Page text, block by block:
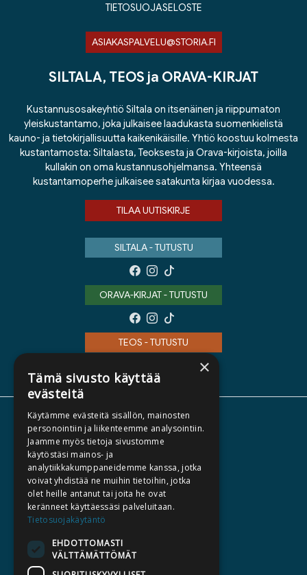
TIETOSUOJASELOSTE
ASIAKASPALVELU@STORIA.FI
SILTALA, TEOS ja ORAVA-KIRJAT
Kustannusosakeyhtiö Siltala on itsenäinen ja riippumaton
yleiskustantamo, joka julkaisee laadukasta suomenkielistä
kauno- ja tietokirjallisuutta kaikenikäisille. Yhtiö koostuu kolmesta
kustantamosta: Siltalasta, Teoksesta ja Orava-kirjoista, joilla
kullakin on oma kustannusohjelmansa. Yhteensä
kustantamoperhe julkaisee satakunta kirjaa vuodessa.
TILAA UUTISKIRJE
SILTALA - TUTUSTU
ORAVA-KIRJAT - TUTUSTU
TEOS - TUTUSTU
TIETOA MEISTÄ
TEKIJÄT
KATALOGIT
AJANKOHTAISTA
HALUATKO KIRJAILIJAKSI
KIRJA TILAUSTYÖNÄ
MEDIALLE
×
Tämä sivusto käyttää
evästeitä
Käytämme evästeitä sisällön, mainosten
personointiin ja liikenteemme analysointiin.
Jaamme myös tietoja sivustomme
käytöstäsi mainos- ja
analytiikkakumppaneidemme kanssa, jotka
voivat yhdistää ne muihin tietoihin, jotka
olet heille antanut tai joita he ovat
keränneet käyttäessäsi palveluitaan.
Tietosuojakäytäntö
EHDOTTOMASTI
VÄLTTÄMÄTTÖMÄT